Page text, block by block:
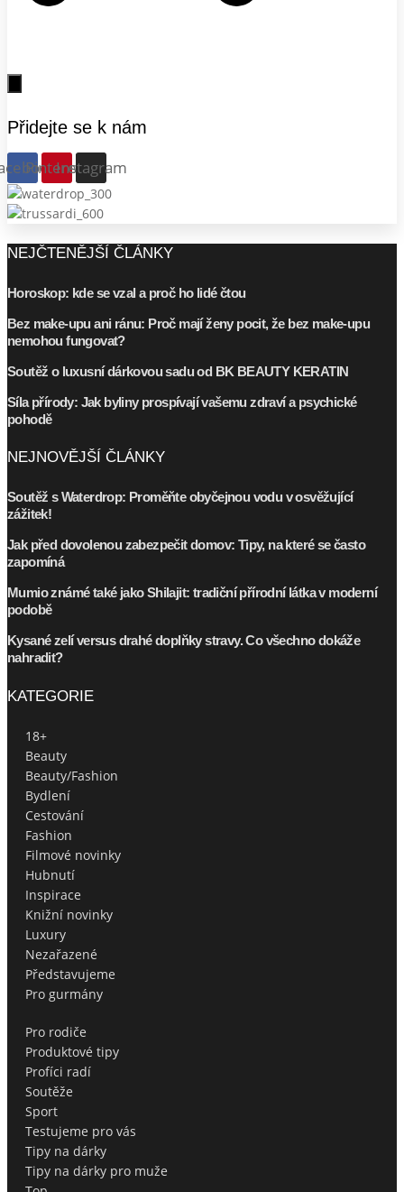
Přidejte se k nám
PinterestInstagram
NEJČTENĚJŠÍ ČLÁNKY
Horoskop: kde se vzal a proč ho lidé čtou
Bez make-upu ani ránu: Proč mají ženy pocit, že bez make-upu
nemohou fungovat?
Soutěž o luxusní dárkovou sadu od BK BEAUTY KERATIN
Síla přírody: Jak byliny prospívají vašemu zdraví a psychické
pohodě
NEJNOVĚJŠÍ ČLÁNKY
Soutěž s Waterdrop: Proměňte obyčejnou vodu v osvěžující
zážitek!
Jak před dovolenou zabezpečit domov: Tipy, na které se často
zapomíná
Mumio známé také jako Shilajit: tradiční přírodní látka v moderní
podobě
Kysané zelí versus drahé doplňky stravy. Co všechno dokáže
nahradit?
KATEGORIE
18+
Beauty
Beauty/Fashion
Bydlení
Cestování
Fashion
Filmové novinky
Hubnutí
Inspirace
Knižní novinky
Luxury
Nezařazené
Představujeme
Pro gurmány
Pro rodiče
Produktové tipy
Profíci radí
Soutěže
Sport
Testujeme pro vás
Tipy na dárky
Tipy na dárky pro muže